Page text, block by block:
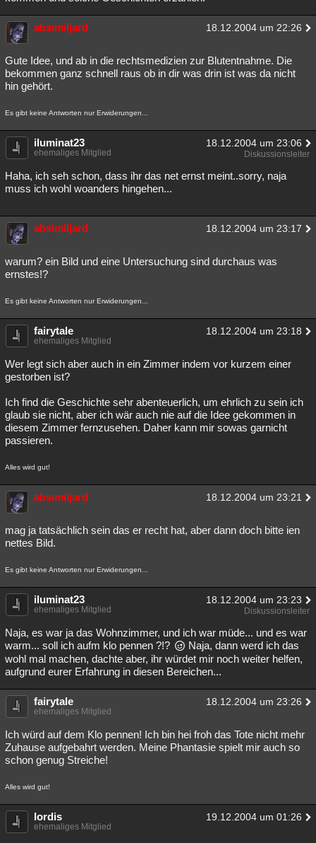
absimiljard 18.12.2004 um 22:26
Gute Idee, und ab in die rechtsmedizien zur Blutentnahme. Die
bekommen ganz schnell raus ob in dir was drin ist was da nicht
hin gehört.
Es gibt keine Antworten nur Erwiderungen...
iluminat23 18.12.2004 um 23:06
ehemaliges Mitglied Diskussionsleiter
Haha, ich seh schon, dass ihr das net ernst meint..sorry, naja
muss ich wohl woanders hingehen...
absimiljard 18.12.2004 um 23:17
warum? ein Bild und eine Untersuchung sind durchaus was
ernstes!?
Es gibt keine Antworten nur Erwiderungen...
fairytale 18.12.2004 um 23:18
ehemaliges Mitglied
Wer legt sich aber auch in ein Zimmer indem vor kurzem einer
gestorben ist?
Ich find die Geschichte sehr abenteuerlich, um ehrlich zu sein ich
glaub sie nicht, aber ich wär auch nie auf die Idee gekommen in
diesem Zimmer fernzusehen. Daher kann mir sowas garnicht
passieren.
Alles wird gut!
absimiljard 18.12.2004 um 23:21
mag ja tatsächlich sein das er recht hat, aber dann doch bitte ien
nettes Bild.
Es gibt keine Antworten nur Erwiderungen...
iluminat23 18.12.2004 um 23:23
ehemaliges Mitglied Diskussionsleiter
Naja, es war ja das Wohnzimmer, und ich war müde... und es war
warm... soll ich aufm klo pennen ?!?
Naja, dann werd ich das
wohl mal machen, dachte aber, ihr würdet mir noch weiter helfen,
aufgrund eurer Erfahrung in diesen Bereichen...
fairytale 18.12.2004 um 23:26
ehemaliges Mitglied
Ich würd auf dem Klo pennen! Ich bin hei froh das Tote nicht mehr
Zuhause aufgebahrt werden. Meine Phantasie spielt mir auch so
schon genug Streiche!
Alles wird gut!
lordis 19.12.2004 um 01:26
ehemaliges Mitglied